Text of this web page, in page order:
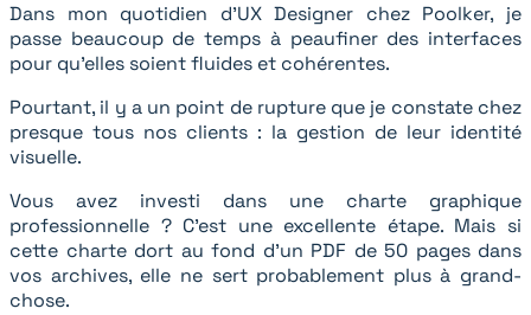
Dans mon quotidien d’UX Designer chez Poolker, je
passe beaucoup de temps à peaufiner des interfaces
pour qu’elles soient fluides et cohérentes.
Pourtant, il y a un point de rupture que je constate chez
presque tous nos clients : la gestion de leur identité
visuelle.
Vous avez investi dans une charte graphique
professionnelle ? C’est une excellente étape. Mais si
cette charte dort au fond d’un PDF de 50 pages dans
vos archives, elle ne sert probablement plus à grand-
chose.